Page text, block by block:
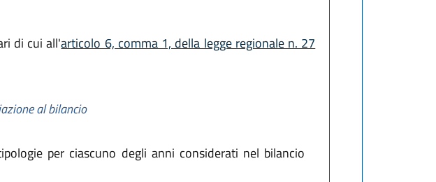
di cui all'articolo 6, comma 1, della legge regionale n. 27
al bilancio
per ciascuno degli anni considerati nel bilancio